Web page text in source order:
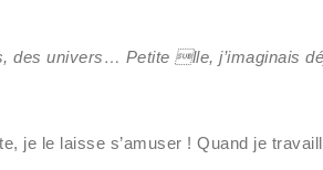
des univers… Petite lle, j’imaginais
je le laisse s’amuser ! Quand je